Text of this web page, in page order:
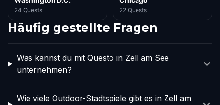
24 Quests 22 Quests
Häufig gestellte Fragen
Was kannst du mit Questo in Zell am See
unternehmen?
Wie viele Outdoor-Stadtspiele gibt es in Zell am